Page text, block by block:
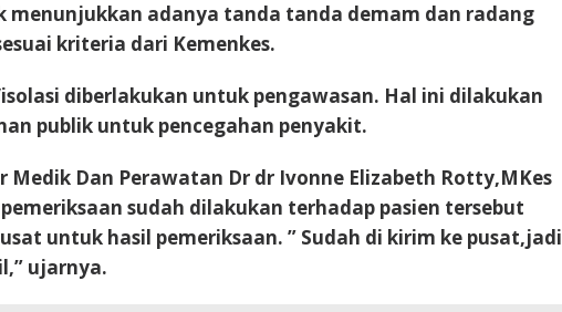
menunjukkan adanya tanda tanda demam dan radang
kriteria dari Kemenkes.
diberlakukan untuk pengawasan. Hal ini dilakukan
publik untuk pencegahan penyakit.
Medik Dan Perawatan Dr dr Ivonne Elizabeth Rotty,MKes
sudah dilakukan terhadap pasien tersebut
untuk hasil pemeriksaan. ” Sudah di kirim ke pusat,jadi
ujarnya.